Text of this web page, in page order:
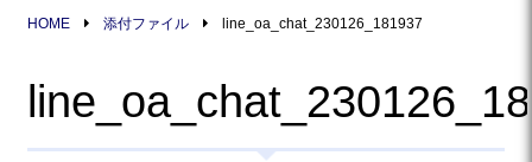
HOME 添付ファイル line_oa_chat_230126_181937